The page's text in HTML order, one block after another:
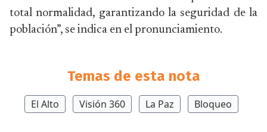
total normalidad, garantizando la seguridad de la
población”, se indica en el pronunciamiento.
Temas de esta nota
El Alto Visión 360 La Paz Bloqueo